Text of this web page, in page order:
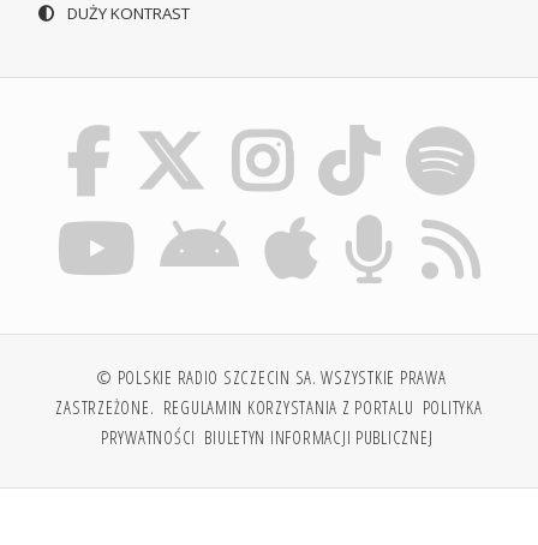
DUŻY KONTRAST
© POLSKIE RADIO SZCZECIN SA. WSZYSTKIE PRAWA
ZASTRZEŻONE. REGULAMIN KORZYSTANIA Z PORTALU POLITYKA
PRYWATNOŚCI BIULETYN INFORMACJI PUBLICZNEJ